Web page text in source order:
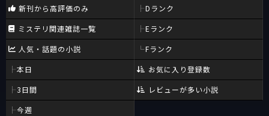
新刊から高評価のみ
ミステリ関連雑誌一覧
人気・話題の小説
本日
3日間
今週
Dランク
Eランク
Fランク
お気に入り登録数
レビューが多い小説